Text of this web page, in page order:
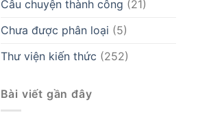
Câu chuyện thành công (21)
Chưa được phân loại (5)
Thư viện kiến thức (252)
Bài viết gần đây